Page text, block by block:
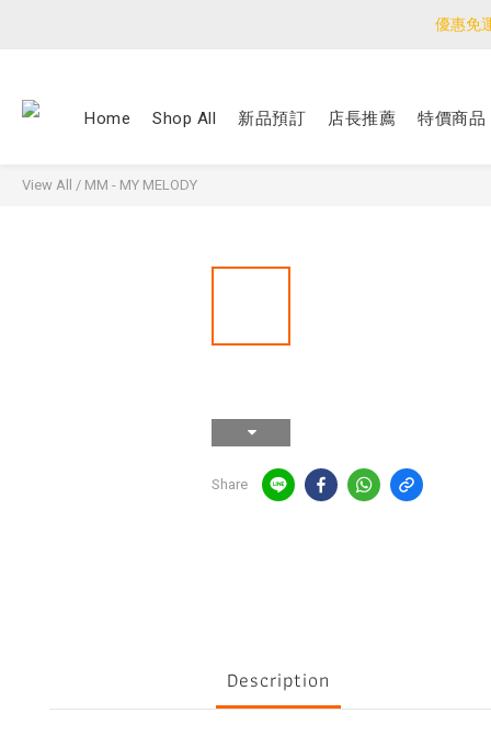
優惠免
優惠免
<公告>感謝支持
優惠免
Home Shop All 新品預訂 店長推薦 特價商品
View All / MM - MY MELODY
Share
Description